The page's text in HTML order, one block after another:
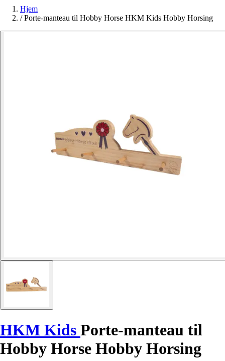
Hjem
/ Porte-manteau til Hobby Horse HKM Kids Hobby Horsing
HKM Kids Porte-manteau til
Hobby Horse Hobby Horsing